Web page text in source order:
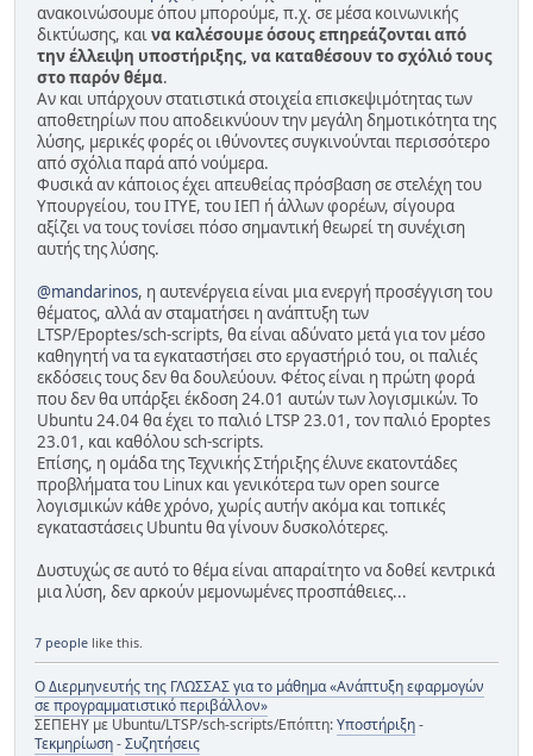
ανακοινώσουμε όπου μπορούμε, π.χ. σε μέσα κοινωνικής
δικτύωσης, καινα καλέσουμε όσους επηρεάζονται από
την έλλειψη υποστήριξης, να καταθέσουν το σχόλιό τους
στο παρόν θέμα.
Αν και υπάρχουν στατιστικά στοιχεία επισκεψιμότητας των
αποθετηρίων που αποδεικνύουν την μεγάλη δημοτικότητα της
λύσης, μερικές φορές οι ιθύνοντες συγκινούνται περισσότερο
από σχόλια παρά από νούμερα.
Φυσικά αν κάποιος έχει απευθείας πρόσβαση σε στελέχη του
Υπουργείου, του ΙΤΥΕ, του ΙΕΠ ή άλλων φορέων, σίγουρα
αξίζει να τους τονίσει πόσο σημαντική θεωρεί τη συνέχιση
αυτής της λύσης.
@mandarinos, η αυτενέργεια είναι μια ενεργή προσέγγιση του
θέματος, αλλά αν σταματήσει η ανάπτυξη των
LTSP/Epoptes/sch-scripts, θα είναι αδύνατο μετά για τον μέσο
καθηγητή να τα εγκαταστήσει στο εργαστήριό του, οι παλιές
εκδόσεις τους δεν θα δουλεύουν. Φέτος είναι η πρώτη φορά
που δεν θα υπάρξει έκδοση 24.01 αυτών των λογισμικών. Το
Ubuntu 24.04 θα έχει το παλιό LTSP 23.01, τον παλιό Epoptes
23.01, και καθόλου sch-scripts.
Επίσης, η ομάδα της Τεχνικής Στήριξης έλυνε εκατοντάδες
προβλήματα του Linux και γενικότερα των open source
λογισμικών κάθε χρόνο, χωρίς αυτήν ακόμα και τοπικές
εγκαταστάσεις Ubuntu θα γίνουν δυσκολότερες.
Δυστυχώς σε αυτό το θέμα είναι απαραίτητο να δοθεί κεντρικά
μια λύση, δεν αρκούν μεμονωμένες προσπάθειες...
7 people like this.
Ο Διερμηνευτής της ΓΛΩΣΣΑΣ για το μάθημα «Ανάπτυξη εφαρμογών
σε προγραμματιστικό περιβάλλον»
ΣΕΠΕΗΥ με Ubuntu/LTSP/sch-scripts/Επόπτη:Υποστήριξη-
Τεκμηρίωση-Συζητήσεις